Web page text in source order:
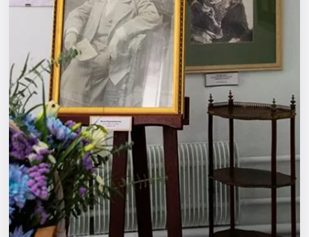
Города
Площадки
Артисты
Рейтинги